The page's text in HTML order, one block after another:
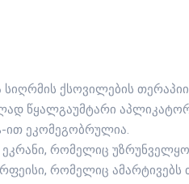
სიღრმის ქსოვილების
წყალგაუმტარი
ით ეკომეგობრულია.
რომელიც
რომელიც